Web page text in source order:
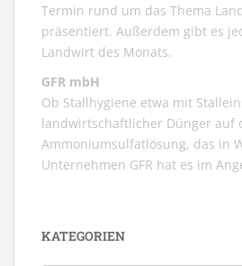
Termin rund um das Thema
präsentiert. Außerdem gibt es
Landwirt des Monats.
GFR mbH
Ob Stallhygiene etwa mit
landwirtschaftlicher Dünger auf
Ammoniumsulfatlösung, das in
Unternehmen GFR hat es im
KATEGORIEN